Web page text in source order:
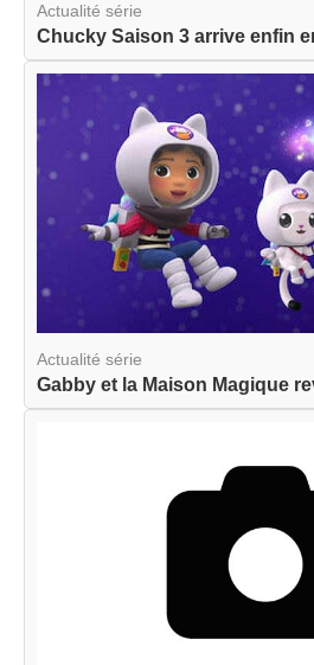
Actualité série
Chucky Saison 3 arrive enfin
Actualité série